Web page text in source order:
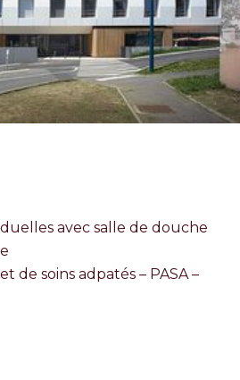
avec salle de douche
de soins adpatés – PASA –